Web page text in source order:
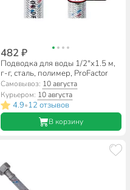
482 ₽
Подводка для воды 1/2"х1.5 м,
г-г, сталь, полимер, ProFactor
Самовывоз: 10 августа
Курьером: 10 августа
4.9•12 отзывов
В корзину